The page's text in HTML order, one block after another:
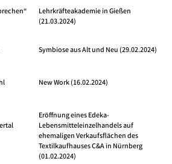
Lehrkräfteakademie in Gießen
(21.03.2024)
Symbiose aus Alt und Neu (29.02.2024)
New Work (16.02.2024)
Eröffnung eines Edeka-
Lebensmitteleinzelhandels auf
ehemaligen Verkaufsflächen des
Textilkaufhauses C&A in Nürnberg
(01.02.2024)